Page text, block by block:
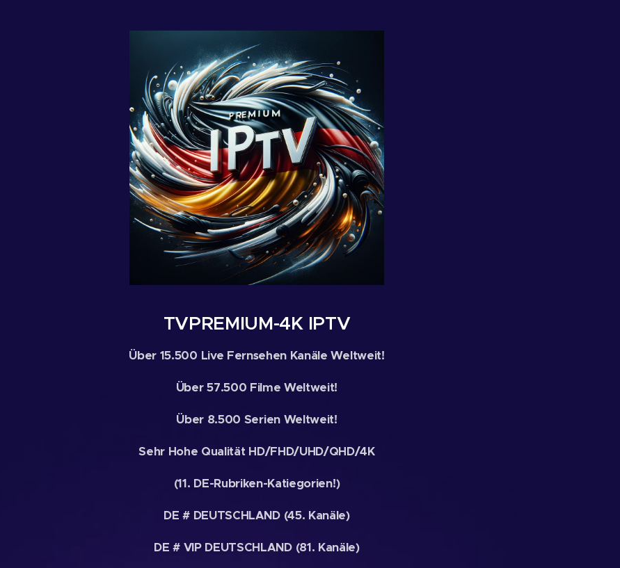
TVPREMIUM-4K IPTV
Über 15.500 Live Fernsehen Kanäle Weltweit!
Über 57.500 Filme Weltweit!
Über 8.500 Serien Weltweit!
Sehr Hohe Qualität HD/FHD/UHD/QHD/4K
(11. DE-Rubriken-Katiegorien!)
DE # DEUTSCHLAND (45. Kanäle)
DE # VIP DEUTSCHLAND (81. Kanäle)